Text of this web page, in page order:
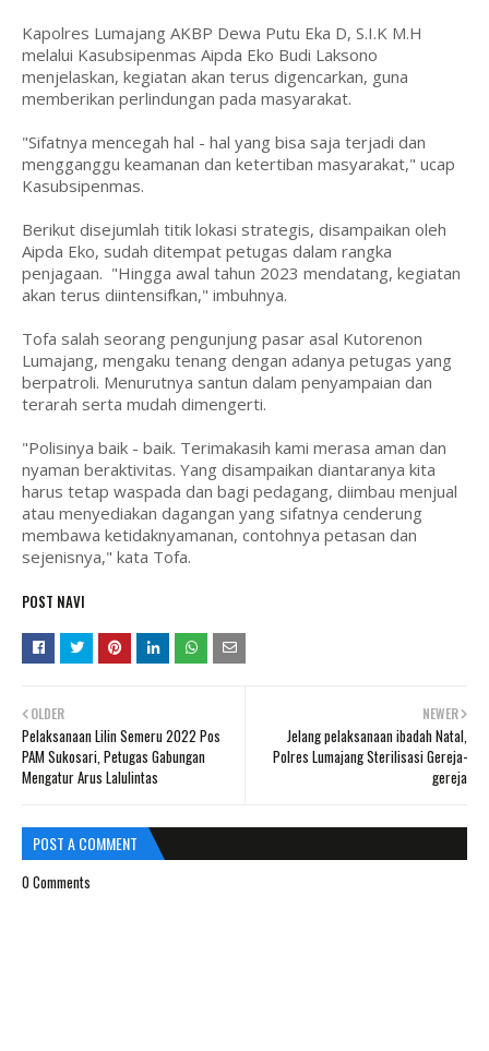
Kapolres Lumajang AKBP Dewa Putu Eka D, S.I.K M.H
melalui Kasubsipenmas Aipda Eko Budi Laksono
menjelaskan, kegiatan akan terus digencarkan, guna
memberikan perlindungan pada masyarakat.
"Sifatnya mencegah hal - hal yang bisa saja terjadi dan
mengganggu keamanan dan ketertiban masyarakat," ucap
Kasubsipenmas.
Berikut disejumlah titik lokasi strategis, disampaikan oleh
Aipda Eko, sudah ditempat petugas dalam rangka
penjagaan. "Hingga awal tahun 2023 mendatang, kegiatan
akan terus diintensifkan," imbuhnya.
Tofa salah seorang pengunjung pasar asal Kutorenon
Lumajang, mengaku tenang dengan adanya petugas yang
berpatroli. Menurutnya santun dalam penyampaian dan
terarah serta mudah dimengerti.
"Polisinya baik - baik. Terimakasih kami merasa aman dan
nyaman beraktivitas. Yang disampaikan diantaranya kita
harus tetap waspada dan bagi pedagang, diimbau menjual
atau menyediakan dagangan yang sifatnya cenderung
membawa ketidaknyamanan, contohnya petasan dan
sejenisnya," kata Tofa.
POST NAVI
NEWER
Jelang pelaksanaan ibadah Natal,
Polres Lumajang Sterilisasi Gereja-
gereja
OLDER
Pelaksanaan Lilin Semeru 2022 Pos
PAM Sukosari, Petugas Gabungan
Mengatur Arus Lalulintas
POST A COMMENT
0 Comments